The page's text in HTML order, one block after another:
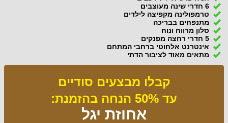
6 חדרי שינה מעוצבים
טרמפולינה מקפיצה לילדים
מתנפחים בבריכה
סלון מרווח ונוח
5 חדרי רחצה מפנקים
אינטרנט אלחוטי ברחבי המתחם
מתאים מאוד לציבור הדתי
קבלו מבצעים סודיים
עד 50% הנחה בהזמנת:
אחוזת יגל